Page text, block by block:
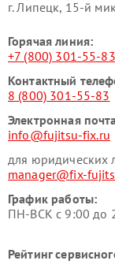
г. Липецк, 15-й
Горячая линия:
+7 (800) 301-55-83
Контактный
8 (800) 301-55-83
Электронная
info@fujitsu-fix.ru
для юридических
manager@fix-
График работы:
ПН-ВСК с 9:00 до
Рейтинг